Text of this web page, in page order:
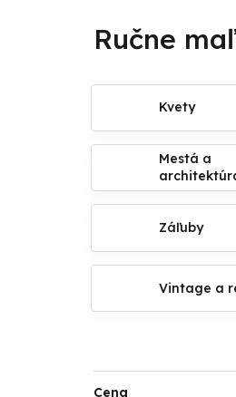
Ručne
Kvety
Mestá a
Záľuby
Vintage a
o
Cena